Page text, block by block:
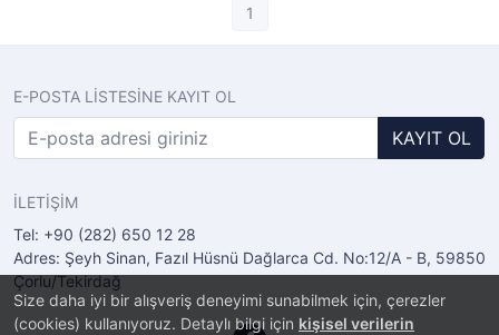
Size daha iyi bir alışveriş deneyimi sunabilmek için, çerezler
(cookies) kullanıyoruz. Detaylı bilgi için kişisel verilerin
1
E-POSTA LİSTESİNE KAYIT OL
KAYIT OL
İLETİŞİM
Tel: +90 (282) 650 12 28
Adres: Şeyh Sinan, Fazıl Hüsnü Dağlarca Cd. No:12/A - B, 59850
Çorlu/Tekirdağ